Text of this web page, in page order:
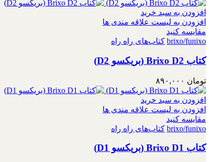
افزودن به سبد خرید
افزودن به لیست علاقه مندی ها
مقایسه کنید
brixo/funixo کتاب‌های راه راه
کتاب Brixo D2 (بریکسو D2)
تومان
افزودن به سبد خرید
افزودن به لیست علاقه مندی ها
مقایسه کنید
brixo/funixo کتاب‌های راه راه
کتاب Brixo D1 (بریکسو D1)